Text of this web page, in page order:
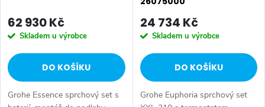
62 930 Kč
Skladem u výrobce
DO KOŠÍKU
Grohe Essence sprchový set s
24 734 Kč
Skladem u výrobce
DO KOŠÍKU
Grohe Euphoria sprchový set